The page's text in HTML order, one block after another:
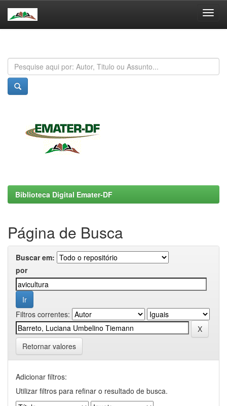
Biblioteca Digital Emater-DF
Página de Busca
Buscar em:
por
Filtros correntes:
Retornar valores
Adicionar filtros:
Utilizar filtros para refinar o resultado de busca.